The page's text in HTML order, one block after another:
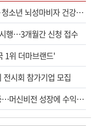
마비자 건강보험 확대 적용
행…3개월간 신청 접수
1위 더마브랜드'
시회 참가기업 모집
비전 성장에 수익성 개선